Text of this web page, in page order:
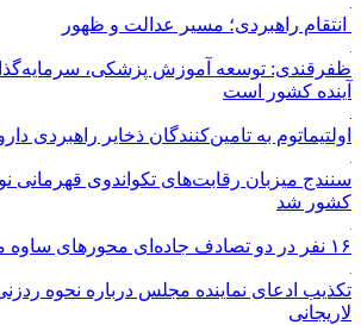
انتقام راهبردی؛ مسیر عدالت و ظهور
ظفرقندی: توسعه آموزش پزشکی،
آینده کشور است
اولتیماتوم به تامین‌کنندگان ذخایر راهبردی
سنندج میزبان رقابت‌های تکواندوی قهرمانی
کشور شد
۱۶ نفر در دو تصادف جاده‌ای محورهای ساوه مصدوم شدند
تکذیب ادعای نماینده مجلس درباره نحوه
لاریجانی